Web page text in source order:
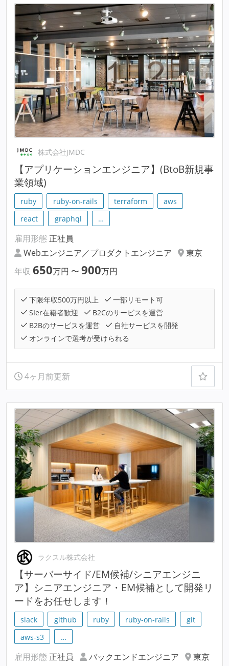
株式会社JMDC
【アプリケーションエンジニア】(BtoB新規事
業領域)
ruby ruby-on-rails terraform
aws
react
graphql …
雇用形態 正社員
Webエンジニア／プロダクトエンジニア
東京
年収 650万円 〜 900万円
下限年収500万円以上
一部リモート可
SIer在籍者歓迎
B2Cのサービスを運営
B2Bのサービスを運営
自社サービスを開発
オンラインで選考が受けられる
4ヶ月前更新
ラクスル株式会社
【サーバーサイド/EM候補/シニアエンジニ
ア】シニアエンジニア・EM候補として開発リ
ードをお任せします！
slack github ruby ruby-on-rails
git
aws-s3
…
雇用形態 正社員 バックエンドエンジニア 東京